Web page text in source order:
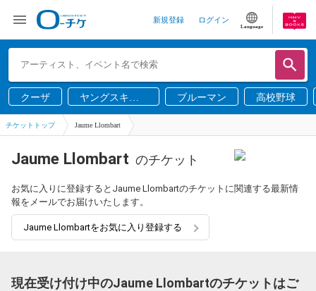
新規登録 ログイン
Language
クーザ
ヤングスキニ
ー
ブルーマン 高校野球
チケットトップ Jaume Llombart
Jaume Llombart のチケット
お気に入りに登録するとJaume Llombartのチケットに関連する最新情
報をメールでお届けいたします。
Jaume Llombartをお気に入り登録する
現在受け付け中のJaume Llombartのチケットはご